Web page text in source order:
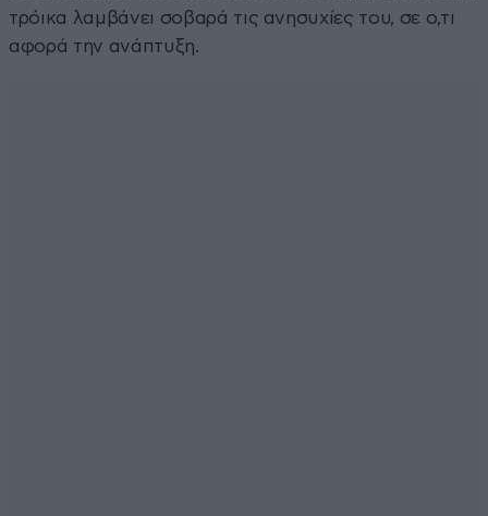
τρόικα λαμβάνει σοβαρά τις ανησυχίες του, σε ο,τι
αφορά την ανάπτυξη.